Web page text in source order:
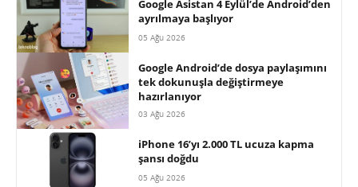
Google Asistan 4 Eylül’de Android’den
ayrılmaya başlıyor
05 Ağu 2026
Google Android’de dosya paylaşımını
tek dokunuşla değiştirmeye
hazırlanıyor
03 Ağu 2026
iPhone 16’yı 2.000 TL ucuza kapma
şansı doğdu
05 Ağu 2026